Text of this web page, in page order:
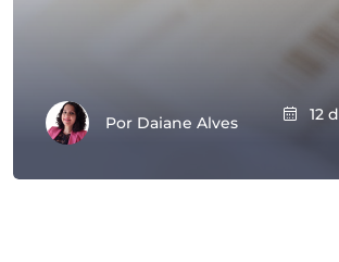
Por Daiane Alves 12